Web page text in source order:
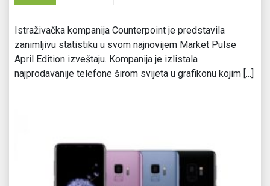
Istraživačka kompanija Counterpoint je predstavila
zanimljivu statistiku u svom najnovijem Market Pulse
April Edition izveštaju. Kompanija je izlistala
najprodavanije telefone širom svijeta u grafikonu kojim [...]